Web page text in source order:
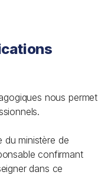
nous permet
du ministère de
confirmant
dans ce